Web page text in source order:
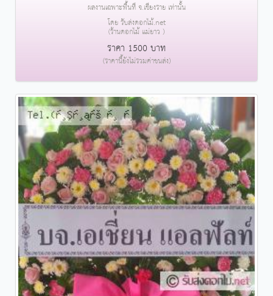
ผลงานเฉพาะพื้นที่ จ.เชียงราย เท่านั้น
โดย รับส่งดอกไม้.net
(ร้านดอกไม้ แม่ยาว )
ราคา 1500 บาท
(ราคานี้ยังไม่รวมค่าขนส่ง)